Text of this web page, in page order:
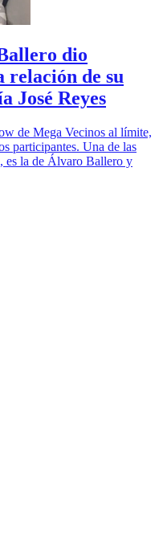
dio
relación de su
José Reyes
de Mega Vecinos al límite,
participantes. Una de las
es la de Álvaro Ballero y